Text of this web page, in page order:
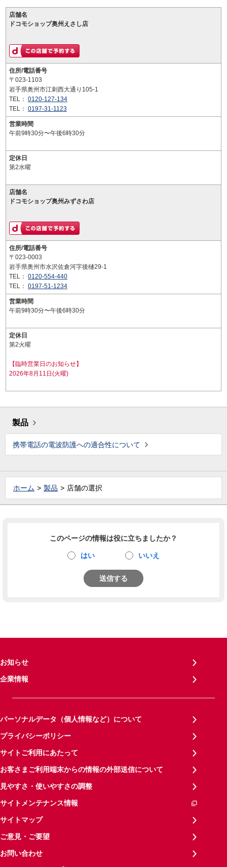
店舗名
ドコモショップ奥州えさし店
住所/電話番号
〒023-1103
岩手県奥州市江刺西大通り105-1
TEL： 0120-127-134
TEL： 0197-31-1123
営業時間
午前9時30分〜午後6時30分
定休日
第2水曜
店舗名
ドコモショップ奥州みずさわ店
住所/電話番号
〒023-0003
岩手県奥州市水沢佐倉河字後樋29-1
TEL： 0120-554-440
TEL： 0197-51-1234
営業時間
午前9時30分〜午後6時30分
定休日
第2火曜
【臨時営業日のお知らせ】
2026年8月11日(火曜)
製品
携帯電話の電波防護への適合性について
ホーム 製品 店舗の選択
このページの情報は役に立ちましたか？
はい いいえ
送信する
お知らせ
企業情報
パーソナルデータ（個人情報など）について
プライバシーポリシー
サイトご利用にあたって
お客さまご利用端末からの情報の外部送信について
見やすさ・使いやすさの調整
サイトメンテナンス情報
サイトマップ
ご意見・ご要望
お問い合わせ